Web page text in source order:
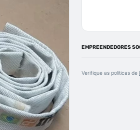
EMPREENDEDORES
Verifique as políticas de